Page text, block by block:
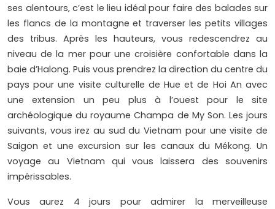
ses alentours, c’est le lieu idéal pour faire des balades sur
les flancs de la montagne et traverser les petits villages
des tribus. Après les hauteurs, vous redescendrez au
niveau de la mer pour une croisière confortable dans la
baie d’Halong. Puis vous prendrez la direction du centre du
pays pour une visite culturelle de Hue et de Hoi An avec
une extension un peu plus à l’ouest pour le site
archéologique du royaume Champa de My Son. Les jours
suivants, vous irez au sud du Vietnam pour une visite de
Saigon et une excursion sur les canaux du Mékong. Un
voyage au Vietnam qui vous laissera des souvenirs
impérissables.
Vous aurez 4 jours pour admirer la merveilleuse